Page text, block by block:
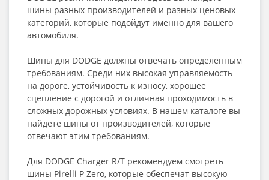
шины разных производителей и разных ценовых
категорий, которые подойдут именно для вашего
автомобиля.
Шины для DODGE должны отвечать определенным
требованиям. Среди них высокая управляемость
на дороге, устойчивость к износу, хорошее
сцепление с дорогой и отличная проходимость в
сложных дорожных условиях. В нашем каталоге вы
найдете шины от производителей, которые
отвечают этим требованиям.
Для DODGE Charger R/T рекомендуем смотреть
шины Pirelli P Zero, которые обеспечат высокую